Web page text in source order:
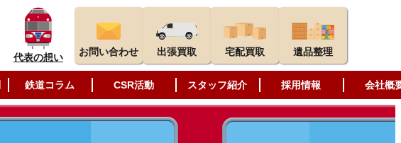
代表の想い お問い合わせ 出張買取 宅配買取 遺品整理
鉄道コラム CSR活動 スタッフ紹介 採用情報 会社概